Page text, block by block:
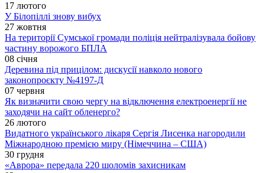
17 лютого
У Білопіллі знову вибух
27 жовтня
На території Сумської громади поліція нейтралізувала бойову
частину ворожого БПЛА
08 січня
Деревина під прицілом: дискусії навколо нового
законопроєкту №4197-Д
07 червня
Як визначити свою чергу на відключення електроенергії не
заходячи на сайт обленерго?
26 лютого
Видатного українського лікаря Сергія Лисенка нагородили
Міжнародною премією миру (Німеччина – США)
30 грудня
«Аврора» передала 220 шоломів захисникам